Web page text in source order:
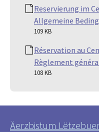
Reservierung im
Allgemeine
109 KB
Réservation au
Règlement
108 KB
Äerzbistum